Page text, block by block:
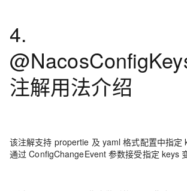
4.
注解用法介绍
该注解支持 propertie 及 yaml 格式配置中指定
通过 ConfigChangeEvent 参数接受指定 keys